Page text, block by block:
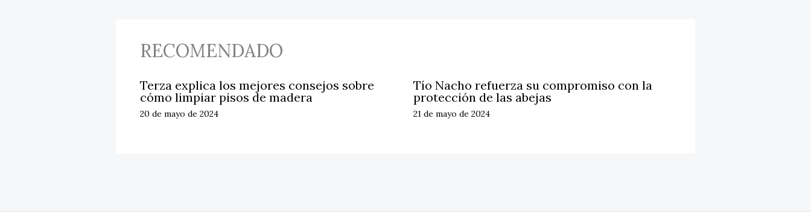
RECOMENDADO
Terza explica los mejores consejos sobre
cómo limpiar pisos de madera
20 de mayo de 2024
Tío Nacho refuerza su compromiso con la
protección de las abejas
21 de mayo de 2024